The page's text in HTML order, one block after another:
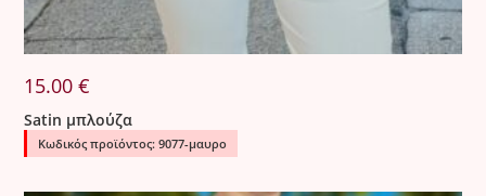
15.00€
Satin μπλούζα
Κωδικός προϊόντος: 9077-μαυρο